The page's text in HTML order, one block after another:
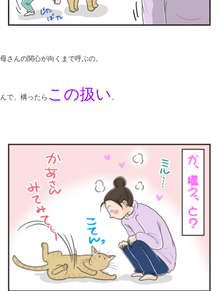
母さんの関心が向くまで呼ぶの。
んで、構ったら この扱い 。